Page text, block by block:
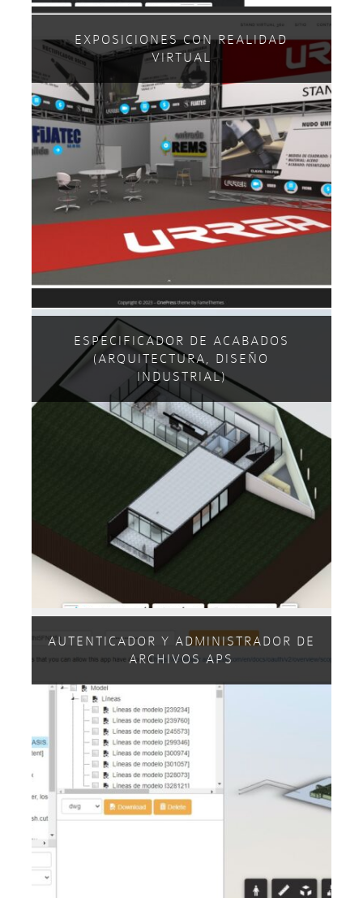
EXPOSICIONES CON REALIDAD
VIRTUAL
ESPECIFICADOR DE ACABADOS
(ARQUITECTURA, DISEÑO
INDUSTRIAL)
AUTENTICADOR Y ADMINISTRADOR DE
ARCHIVOS APS